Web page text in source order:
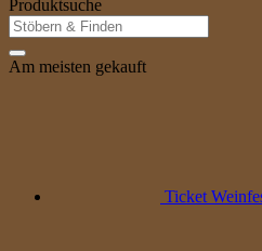
Produktsuche
Suche
nach:
Am meisten gekauft
Ticket